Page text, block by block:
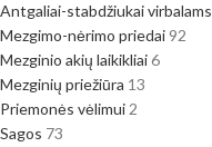
Antgaliai-stabdžiukai virbalams
Mezgimo-nėrimo priedai 92
Mezginio akių laikikliai6
Mezginių priežiūra 13
Priemonės vėlimui 2
Sagos 73